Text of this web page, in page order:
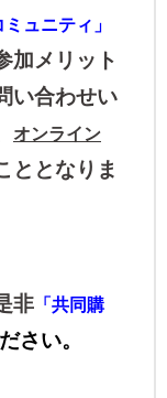
ュニティ」
加メリット
い合わせい
オンライン
ととなりま
非 「共同購
さい。